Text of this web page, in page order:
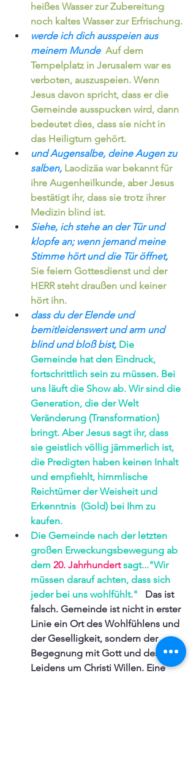
heißes Wasser zur Zubereitung
noch kaltes Wasser zur Erfrischung.
werde ich dich ausspeien aus
meinem Munde. Auf dem
Tempelplatz in Jerusalem war es
verboten, auszuspeien. Wenn
Jesus davon spricht, dass er die
Gemeinde ausspucken wird, dann
bedeutet dies, dass sie nicht in
das Heiligtum gehört.
und Augensalbe, deine Augen zu
salben, Laodizäa war bekannt für
ihre Augenheilkunde, aber Jesus
bestätigt ihr, dass sie trotz ihrer
Medizin blind ist.
Siehe, ich stehe an der Tür und
klopfe an; wenn jemand meine
Stimme hört und die Tür öffnet,
Sie feiern Gottesdienst und der
HERR steht draußen und keiner
hört ihn.
dass du der Elende und
bemitleidenswert und arm und
blind und bloß bist, Die
Gemeinde hat den Eindruck,
fortschrittlich sein zu müssen. Bei
uns läuft die Show ab. Wir sind die
Generation, die der Welt
Veränderung (Transformation)
bringt. Aber Jesus sagt ihr, dass
sie geistlich völlig jämmerlich ist,
die Predigten haben keinen Inhalt
und empfiehlt, himmlische
Reichtümer der Weisheit und
Erkenntnis  (Gold) bei Ihm zu
kaufen.
Die Gemeinde nach der letzten
großen Erweckungsbewegung ab
dem 20. Jahrhundert sagt..."Wir
müssen darauf achten, dass sich
jeder bei uns wohlfühlt."
Das ist
falsch. Gemeinde ist nicht in erster
Linie ein Ort des Wohlfühlens und
der Geselligkeit, sondern der
Begegnung mit Gott und des
Leidens um Christi Willen. Eine